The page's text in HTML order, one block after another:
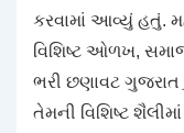
કરવામાં આવ્યું હતું.
વિશિષ્ટ ઓળખ,
ભરી છણાવટ
તેમની વિશિષ્ટ